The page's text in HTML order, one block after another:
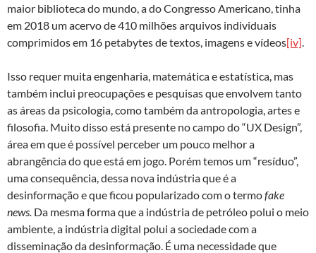
maior biblioteca do mundo, a do Congresso Americano, tinha
em 2018 um acervo de 410 milhões arquivos individuais
comprimidos em 16 petabytes de textos, imagens e vídeos[iv].
Isso requer muita engenharia, matemática e estatística, mas
também inclui preocupações e pesquisas que envolvem tanto
as áreas da psicologia, como também da antropologia, artes e
filosofia. Muito disso está presente no campo do “UX Design”,
área em que é possível perceber um pouco melhor a
abrangência do que está em jogo. Porém temos um “resíduo”,
uma consequência, dessa nova indústria que é a
desinformação e que ficou popularizado com o termofake
news. Da mesma forma que a indústria de petróleo polui o meio
ambiente, a indústria digital polui a sociedade com a
disseminação da desinformação. É uma necessidade que